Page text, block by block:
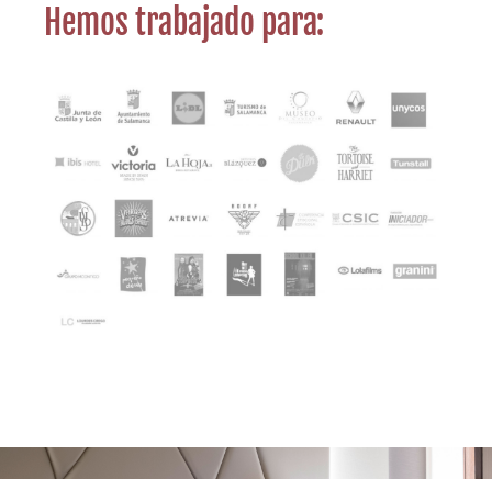
Hemos trabajado para: